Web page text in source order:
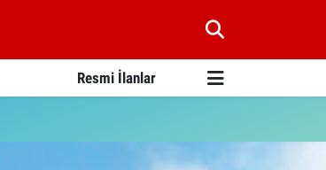
Resmi İlanlar